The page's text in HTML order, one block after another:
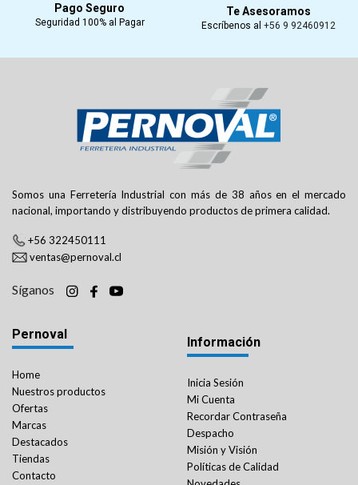
Pago Seguro
Seguridad 100% al Pagar
Te Asesoramos
Escríbenos al +56 9 92460912
Somos una Ferretería Industrial con más de 38 años en el mercado
nacional, importando y distribuyendo productos de primera calidad.
+56 322450111
ventas@pernoval.cl
Síganos
Pernoval
Home
Nuestros productos
Ofertas
Marcas
Destacados
Tiendas
Contacto
Información
Inicia Sesión
Mi Cuenta
Recordar Contraseña
Despacho
Misión y Visión
Políticas de Calidad